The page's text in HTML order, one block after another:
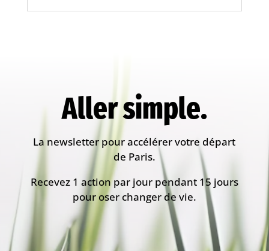
Aller simple.
La newsletter pour accélérer votre départ
de Paris.
Recevez 1 action par jour pendant 15 jours
pour oser changer de vie.